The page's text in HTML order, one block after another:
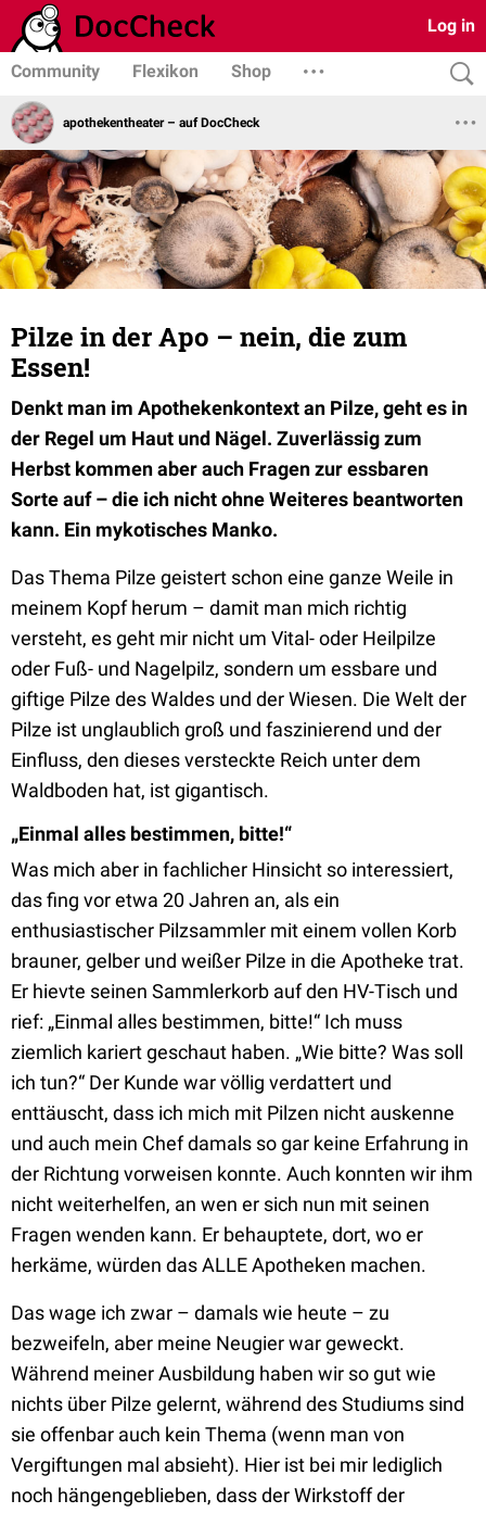
Log in
Community Flexikon Shop
apothekentheater – auf DocCheck
Pilze in der Apo – nein, die zum
Essen!
Denkt man im Apothekenkontext an Pilze, geht es in
der Regel um Haut und Nägel. Zuverlässig zum
Herbst kommen aber auch Fragen zur essbaren
Sorte auf – die ich nicht ohne Weiteres beantworten
kann. Ein mykotisches Manko.
Das Thema Pilze geistert schon eine ganze Weile in
meinem Kopf herum – damit man mich richtig
versteht, es geht mir nicht um Vital- oder Heilpilze
oder Fuß- und Nagelpilz, sondern um essbare und
giftige Pilze des Waldes und der Wiesen. Die Welt der
Pilze ist unglaublich groß und faszinierend und der
Einfluss, den dieses versteckte Reich unter dem
Waldboden hat, ist gigantisch.
„Einmal alles bestimmen, bitte!“
Was mich aber in fachlicher Hinsicht so interessiert,
das fing vor etwa 20 Jahren an, als ein
enthusiastischer Pilzsammler mit einem vollen Korb
brauner, gelber und weißer Pilze in die Apotheke trat.
Er hievte seinen Sammlerkorb auf den HV-Tisch und
rief: „Einmal alles bestimmen, bitte!“ Ich muss
ziemlich kariert geschaut haben. „Wie bitte? Was soll
ich tun?“ Der Kunde war völlig verdattert und
enttäuscht, dass ich mich mit Pilzen nicht auskenne
und auch mein Chef damals so gar keine Erfahrung in
der Richtung vorweisen konnte. Auch konnten wir ihm
nicht weiterhelfen, an wen er sich nun mit seinen
Fragen wenden kann. Er behauptete, dort, wo er
herkäme, würden das ALLE Apotheken machen.
Das wage ich zwar – damals wie heute – zu
bezweifeln, aber meine Neugier war geweckt.
Während meiner Ausbildung haben wir so gut wie
nichts über Pilze gelernt, während des Studiums sind
sie offenbar auch kein Thema (wenn man von
Vergiftungen mal absieht). Hier ist bei mir lediglich
noch hängengeblieben, dass der Wirkstoff der